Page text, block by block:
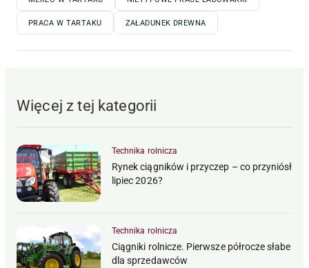
PRACA W TARTAKU ZAŁADUNEK DREWNA
Więcej z tej kategorii
Technika rolnicza
Rynek ciągników i przyczep – co przyniósł
lipiec 2026?
Technika rolnicza
Ciągniki rolnicze. Pierwsze półrocze słabe
dla sprzedawców